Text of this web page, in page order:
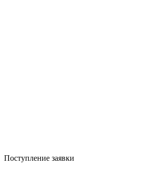
Поступление заявки